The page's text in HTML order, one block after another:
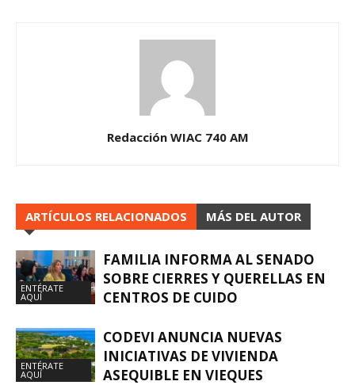
Redacción WIAC 740 AM
ARTÍCULOS RELACIONADOS MÁS DEL AUTOR
ENTÉRATE
AQUÍ
FAMILIA INFORMA AL SENADO
SOBRE CIERRES Y QUERELLAS EN
CENTROS DE CUIDO
ENTÉRATE
AQUÍ
CODEVI ANUNCIA NUEVAS
INICIATIVAS DE VIVIENDA
ASEQUIBLE EN VIEQUES